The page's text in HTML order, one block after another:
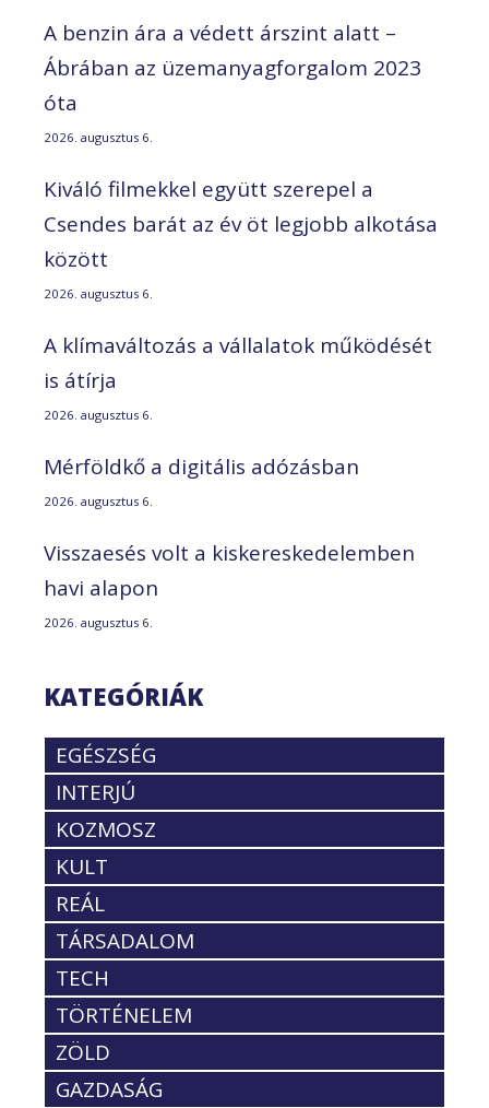
A benzin ára a védett árszint alatt –
Ábrában az üzemanyagforgalom 2023
óta
2026. augusztus 6.
Kiváló filmekkel együtt szerepel a
Csendes barát az év öt legjobb alkotása
között
2026. augusztus 6.
A klímaváltozás a vállalatok működését
is átírja
2026. augusztus 6.
Mérföldkő a digitális adózásban
2026. augusztus 6.
Visszaesés volt a kiskereskedelemben
havi alapon
2026. augusztus 6.
KATEGÓRIÁK
EGÉSZSÉG
INTERJÚ
KOZMOSZ
KULT
REÁL
TÁRSADALOM
TECH
TÖRTÉNELEM
ZÖLD
GAZDASÁG